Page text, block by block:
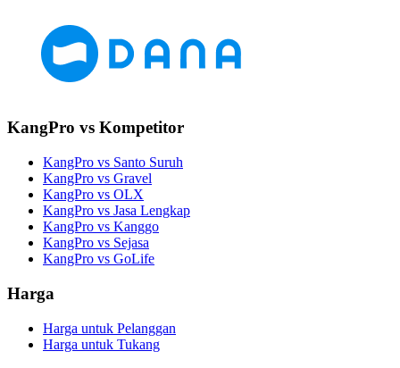
KangPro vs Kompetitor
KangPro vs Santo Suruh
KangPro vs Gravel
KangPro vs OLX
KangPro vs Jasa Lengkap
KangPro vs Kanggo
KangPro vs Sejasa
KangPro vs GoLife
Harga
Harga untuk Pelanggan
Harga untuk Tukang